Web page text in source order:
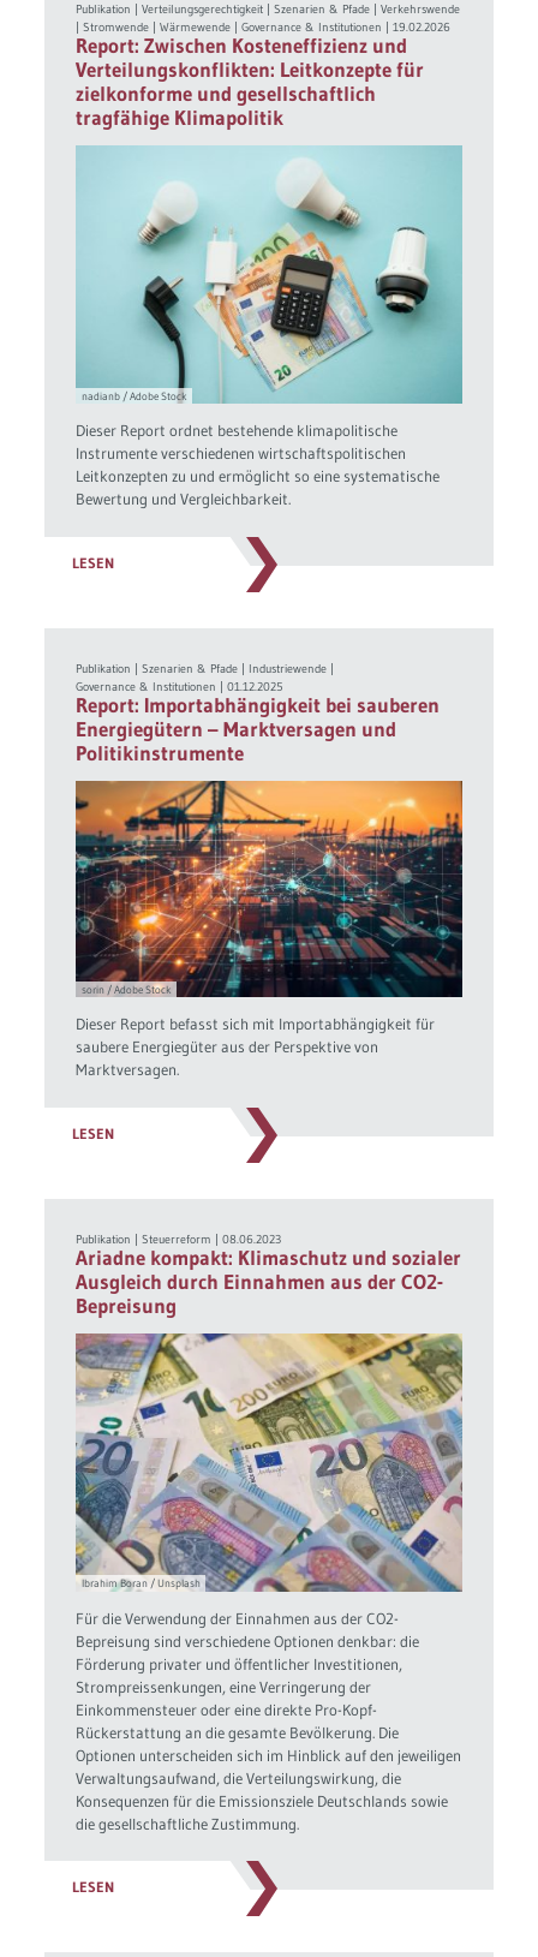
Publikation |Verteilungsgerechtigkeit |Szenarien & Pfade |Verkehrswende
|Stromwende |Wärmewende |Governance & Institutionen |19.02.2026
Report: Zwischen Kosteneffizienz und
Verteilungskonflikten: Leitkonzepte für
zielkonforme und gesellschaftlich
tragfähige Klimapolitik
nadianb / Adobe Stock
Dieser Report ordnet bestehende klimapolitische
Instrumente verschiedenen wirtschaftspolitischen
Leitkonzepten zu und ermöglicht so eine systematische
Bewertung und Vergleichbarkeit.
LESEN
Publikation |Szenarien & Pfade | Industriewende |
Governance & Institutionen |01.12.2025
Report: Importabhängigkeit bei sauberen
Energiegütern – Marktversagen und
Politikinstrumente
sorin / Adobe Stock
Dieser Report befasst sich mit Importabhängigkeit für
saubere Energiegüter aus der Perspektive von
Marktversagen.
LESEN
Publikation |Steuerreform |08.06.2023
Ariadne kompakt: Klimaschutz und sozialer
Ausgleich durch Einnahmen aus der CO2-
Bepreisung
Ibrahim Boran / Unsplash
Für die Verwendung der Einnahmen aus der CO2-
Bepreisung sind verschiedene Optionen denkbar: die
Förderung privater und öffentlicher Investitionen,
Strompreissenkungen, eine Verringerung der
Einkommensteuer oder eine direkte Pro-Kopf-
Rückerstattung an die gesamte Bevölkerung. Die
Optionen unterscheiden sich im Hinblick auf den jeweiligen
Verwaltungsaufwand, die Verteilungswirkung, die
Konsequenzen für die Emissionsziele Deutschlands sowie
die gesellschaftliche Zustimmung.
LESEN